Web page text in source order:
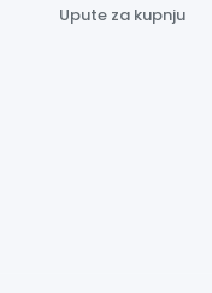
Upute za kupnju